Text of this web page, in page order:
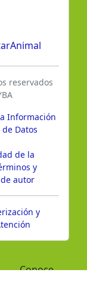
reservados
Información
Datos
de la
y
autor
y
Conoce